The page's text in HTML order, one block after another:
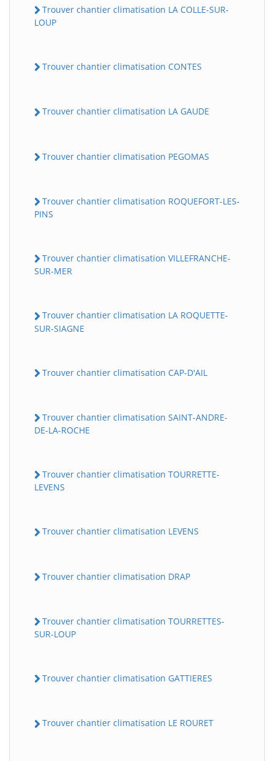
Trouver chantier climatisation LA COLLE-SUR-
LOUP
Trouver chantier climatisation CONTES
Trouver chantier climatisation LA GAUDE
Trouver chantier climatisation PEGOMAS
Trouver chantier climatisation ROQUEFORT-LES-
PINS
Trouver chantier climatisation VILLEFRANCHE-
SUR-MER
Trouver chantier climatisation LA ROQUETTE-
SUR-SIAGNE
Trouver chantier climatisation CAP-D'AIL
Trouver chantier climatisation SAINT-ANDRE-
DE-LA-ROCHE
Trouver chantier climatisation TOURRETTE-
LEVENS
Trouver chantier climatisation LEVENS
Trouver chantier climatisation DRAP
Trouver chantier climatisation TOURRETTES-
SUR-LOUP
Trouver chantier climatisation GATTIERES
Trouver chantier climatisation LE ROURET